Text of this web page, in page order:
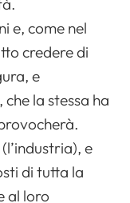
e, come nel
credere di
e
la stessa ha
e
di tutta la
al loro